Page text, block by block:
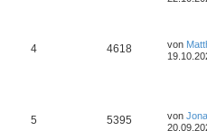
4 4618 von
5 5395 von